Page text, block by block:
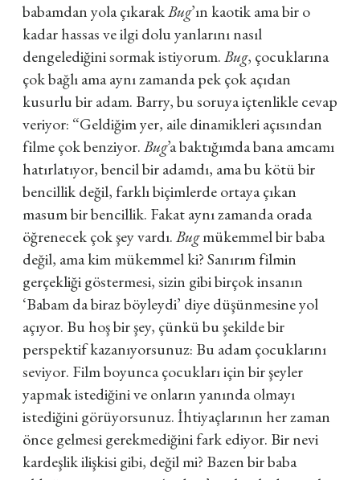
babamdan yola çıkarakBug’ın kaotik ama bir o
kadar hassas ve ilgi dolu yanlarını nasıl
dengelediğini sormak istiyorum.Bug, çocuklarına
çok bağlı ama aynı zamanda pek çok açıdan
kusurlu bir adam. Barry, bu soruya içtenlikle cevap
veriyor: “Geldiğim yer, aile dinamikleri açısından
filme çok benziyor.Bug’a baktığımda bana amcamı
hatırlatıyor, bencil bir adamdı, ama bu kötü bir
bencillik değil, farklı biçimlerde ortaya çıkan
masum bir bencillik. Fakat aynı zamanda orada
öğrenecek çok şey vardı.Bugmükemmel bir baba
değil, ama kim mükemmel ki? Sanırım filmin
gerçekliği göstermesi, sizin gibi birçok insanın
‘Babam da biraz böyleydi’ diye düşünmesine yol
açıyor. Bu hoş bir şey, çünkü bu şekilde bir
perspektif kazanıyorsunuz: Bu adam çocuklarını
seviyor. Film boyunca çocukları için bir şeyler
yapmak istediğini ve onların yanında olmayı
istediğini görüyorsunuz. İhtiyaçlarının her zaman
önce gelmesi gerekmediğini fark ediyor. Bir nevi
kardeşlik ilişkisi gibi, değil mi? Bazen bir baba